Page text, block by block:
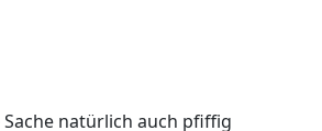
natürlich auch pfiffig